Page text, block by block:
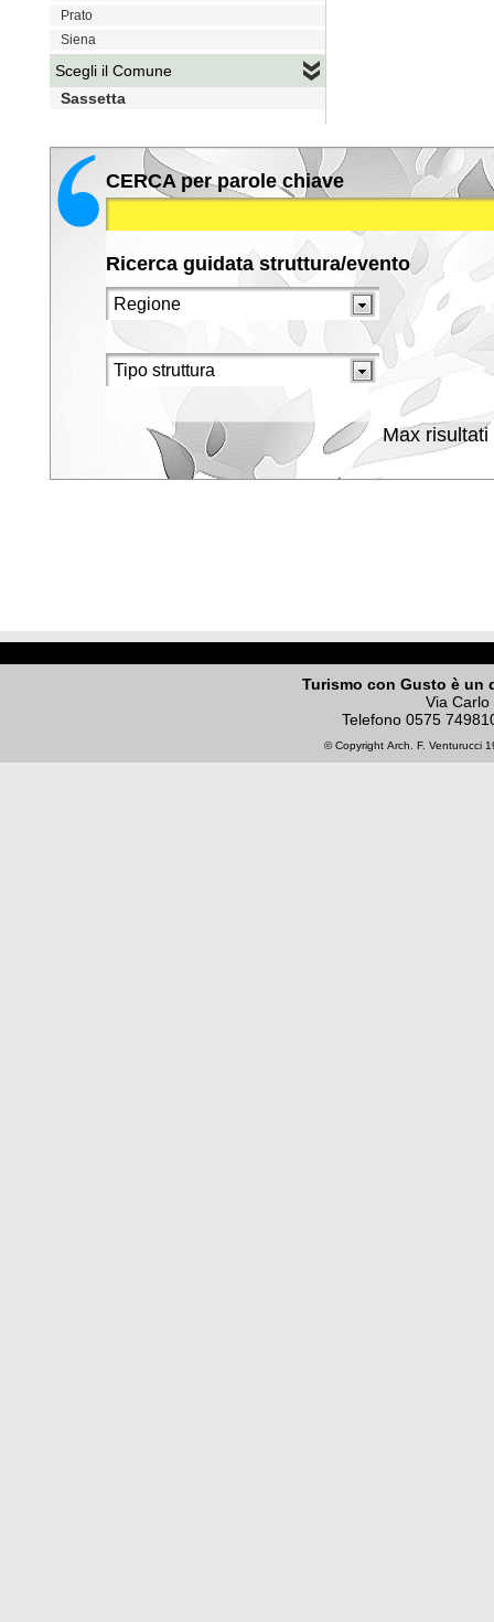
Prato
Siena
Scegli il Comune
Sassetta
CERCA per parole chiave
Ricerca guidata struttura/evento
Max risultati
Turismo con Gusto è un
Via
Telefono 0575
© Copyright Arch. F. Venturucci